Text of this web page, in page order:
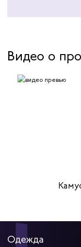
Видео о
Одежда